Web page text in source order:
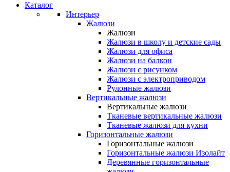
Каталог
Интерьер
Жалюзи
Жалюзи
Жалюзи в школу и детские сады
Жалюзи для офиса
Жалюзи на балкон
Жалюзи с рисунком
Жалюзи с электроприводом
Рулонные жалюзи
Вертикальные жалюзи
Вертикальные жалюзи
Тканевые вертикальные жалюзи
Тканевые жалюзи для кухни
Горизонтальные жалюзи
Горизонтальные жалюзи
Горизонтальные жалюзи Изолайт
Деревянные горизонтальные